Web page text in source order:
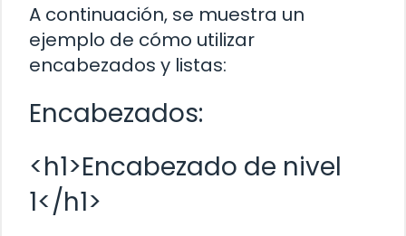
A continuación, se muestra un
ejemplo de cómo utilizar
encabezados y listas:
Encabezados:
<h1>Encabezado de nivel
1</h1>